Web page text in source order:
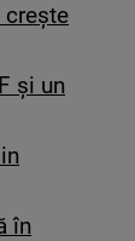
crește
și un
în